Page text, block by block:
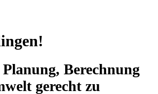
Berechnung
gerecht zu